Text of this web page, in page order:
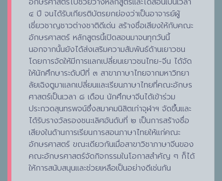
๔ ปี จนได้รับเกียรติบัตรยกย่องว่าเป็นอาจารย์ผู้
เชี่ยวชาญชาวต่างชาติดีเด่น สร้างชื่อเสียงให้กับคณะ
อักษรศาสตร์ หลักสูตรนี้เปิดสอนมาจนทุกวันนี้
นอกจากนั้นยังได้ส่งเสริมความสัมพันธ์ด้านเยาวชน
โดยการจัดให้มีการแลกเปลี่ยนเยาวชนไทย-จีน ได้จัด
ให้นักศึกษาระดับปีที่ ๓ สาขาภาษาไทยจากมหาวิทยา
ลัยเฉิงตูมาแลกเปลี่ยนและเรียนภาษาไทยที่คณะอักษร
ศาสตร์เป็นเวลา ๘ เดือน นักศึกษาจีนได้เข้าร่วม
ประกวดสุนทรพจน์ซึ่งสมาคมนิสิตเก่าจุฬาฯ จัดขึ้นและ
ได้รับรางวัลรองชนะเลิศอันดับที่ ๒ เป็นการสร้างชื่อ
เสียงในด้านการเรียนการสอนภาษาไทยให้แก่คณะ
อักษรศาสตร์ ขณะเดียวกันเมื่อสาขาวิชาภาษาจีนของ
คณะอักษรศาสตร์จัดกิจกรรมในโอกาสสำคัญ ๆ ก็ได้
ให้การสนับสนุนและช่วยเหลือเป็นอย่างดีเช่นกัน